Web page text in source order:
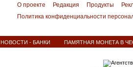
О проекте Редакция Продукты
Политика конфиденциальности
НОВОСТИ - БАНКИ ПАМЯТНАЯ МОНЕТА В